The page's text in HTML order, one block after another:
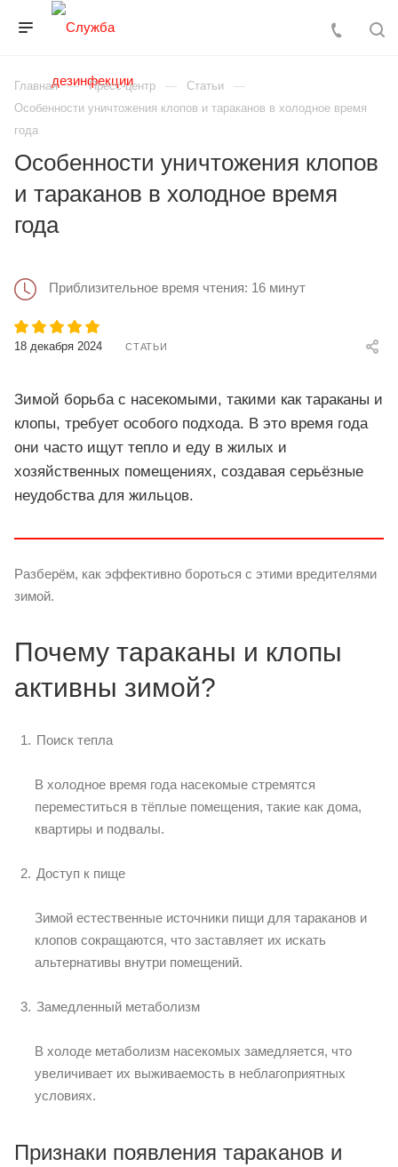
Главная Пресс-центр
Статьи
Особенности уничтожения клопов и тараканов в холодное время
года
Особенности уничтожения клопов
и тараканов в холодное время
года
Приблизительное время чтения: 16 минут
18 декабря 2024 СТАТЬИ
Зимой борьба с насекомыми, такими как тараканы и
клопы, требует особого подхода. В это время года
они часто ищут тепло и еду в жилых и
хозяйственных помещениях, создавая серьёзные
неудобства для жильцов.
Разберём, как эффективно бороться с этими вредителями
зимой.
Почему тараканы и клопы
активны зимой?
Поиск тепла
В холодное время года насекомые стремятся
переместиться в тёплые помещения, такие как дома,
квартиры и подвалы.
Доступ к пище
Зимой естественные источники пищи для тараканов и
клопов сокращаются, что заставляет их искать
альтернативы внутри помещений.
Замедленный метаболизм
В холоде метаболизм насекомых замедляется, что
увеличивает их выживаемость в неблагоприятных
условиях.
Признаки появления тараканов и